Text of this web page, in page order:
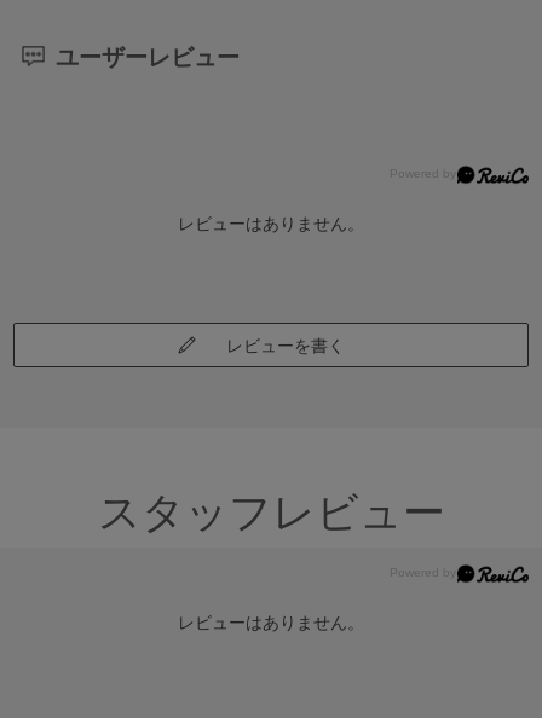
ユーザーレビュー
レビューはありません。
レビューを書く
スタッフレビュー
レビューはありません。